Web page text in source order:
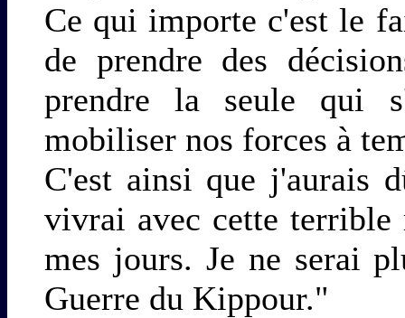
Ce qui importe c'est le
de prendre des
prendre la seule qui
mobiliser nos forces à
C'est ainsi que j'aurais
vivrai avec cette
mes jours. Je ne serai
Guerre du Kippour."